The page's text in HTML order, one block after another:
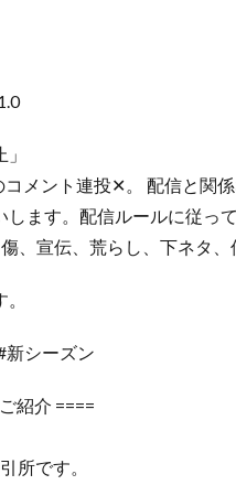
メント連投✕。 配信と関
します。配信ルールに従っ
、宣伝、荒らし、下ネタ
新シーズン
紹介 ====
所です。